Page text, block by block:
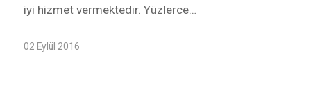
iyi hizmet vermektedir. Yüzlerce…
02 Eylül 2016